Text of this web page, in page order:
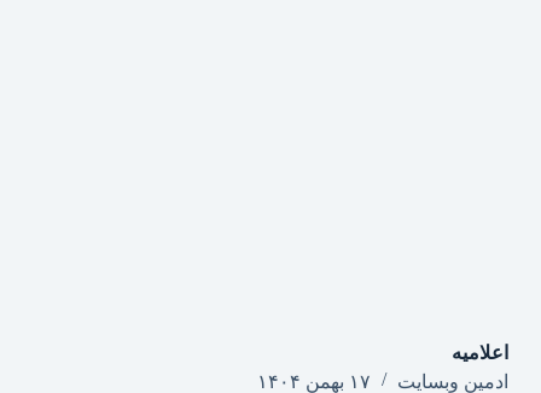
اعلامیه
ادمین وبسایت
۱۷ بهمن ۱۴۰۴